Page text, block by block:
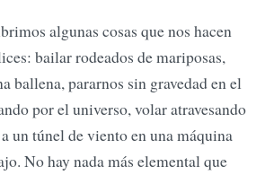
algunas cosas que nos hacen
bailar rodeados de mariposas,
ballena, pararnos sin gravedad en el
por el universo, volar atravesando
un túnel de viento en una máquina
No hay nada más elemental que